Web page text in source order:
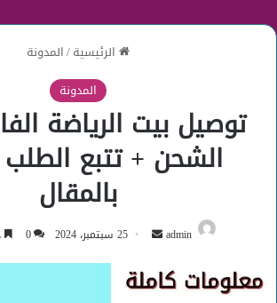
الرئيسية/المدونة
المدونة
توصيل بيت الرياضة
الشحن + تتبع
بالمقال
admin
أرسل
إلكترونيا
25 سبتمبر، 2024 0